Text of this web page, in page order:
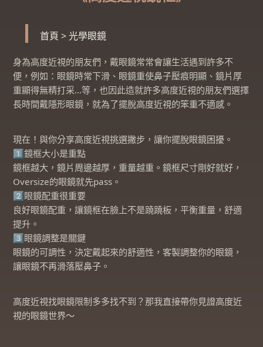
首頁 > 光學眼鏡
身為高度近視的朋友們，戴眼鏡常常會讓生活遇到許多不
便，例如：眼鏡時常下滑、眼鏡重使鼻子壓痕明顯、鏡片厚
重顯得無精打采…等，也因此造就許多高度近視的朋友們選擇
長時間戴隱形眼鏡，就為了擺脫高度近視的笨重不適感。
現在！與你分享高度近視挑選撇步，讓你擺脫眼鏡困擾。
1️⃣鏡框大小是重點
鏡框越大，鏡片周邊越厚，重量越重。鏡框尺寸剛好就好，
Oversize的眼鏡就先pass。
2️⃣眼鏡配重很重要
良好眼鏡配重，讓鏡框在臉上不是蹺蹺板，平衡重量，舒適
提升。
3️⃣眼鏡調整是關鍵
眼鏡的可調性，決定戴起來的舒適性，客製調整你的眼鏡，
讓眼鏡不再滑落壓鼻子。
高度近視找眼鏡限制多多找不到？那我直接帶你見證高度近
視的眼鏡世界～